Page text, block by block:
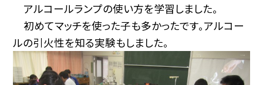
アルコールランプの使い方を学習しました。
初めてマッチを使った子も多かったです。アルコー
ルの引火性を知る実験もしました。